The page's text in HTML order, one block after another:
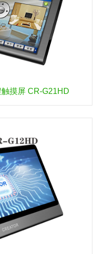
摸屏 CR-G21HD